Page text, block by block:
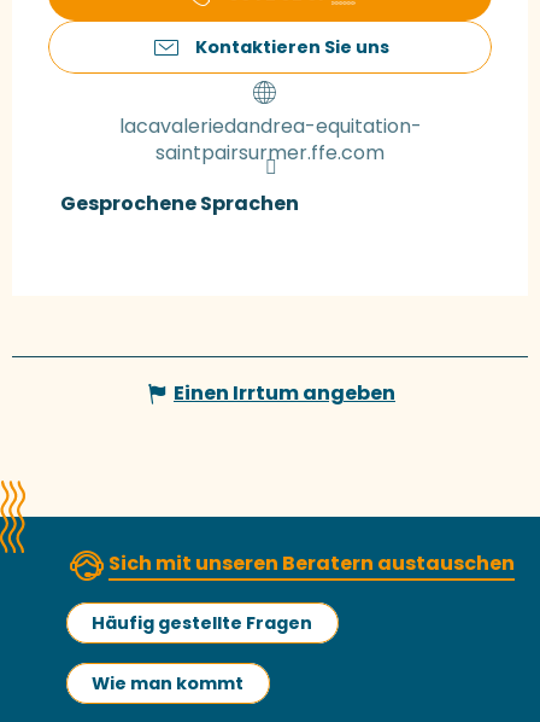
Kontaktieren Sie uns
lacavaleriedandrea-equitation-
saintpairsurmer.ffe.com
Gesprochene Sprachen
Gesprochene Sprachen
Einen Irrtum angeben
Sich mit unseren Beratern austauschen
Häufig gestellte Fragen
Wie man kommt